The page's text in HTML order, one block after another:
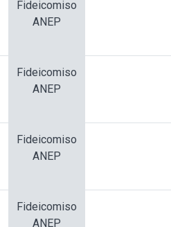
Fideicomiso
ANEP
Fideicomiso
ANEP
Fideicomiso
ANEP
Fideicomiso
ANEP